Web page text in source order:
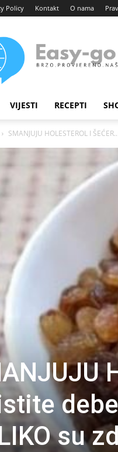
Policy Kontakt O nama
portal
VIJESTI RECEPTI
SMANJUJU HOLESTEROL I
su